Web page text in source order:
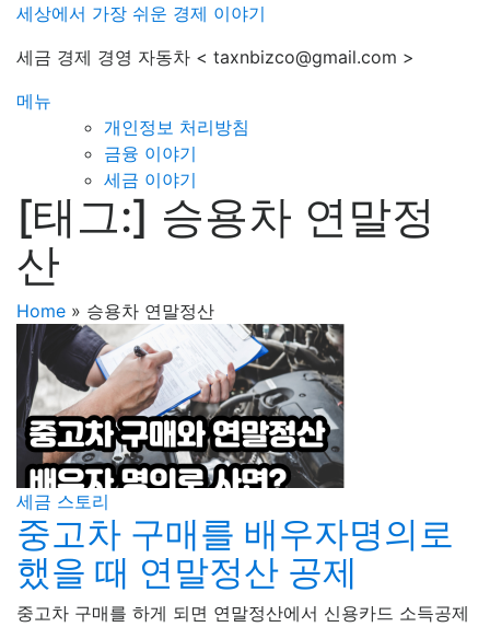
세상에서 가장 쉬운 경제 이야기
세금 경제 경영 자동차 < taxnbizco@gmail.com >
메뉴
개인정보 처리방침
금융 이야기
세금 이야기
[태그:] 승용차 연말정
산
Home » 승용차 연말정산
세금 스토리
중고차 구매를 배우자명의로
했을 때 연말정산 공제
중고차 구매를 하게 되면 연말정산에서 신용카드 소득공제